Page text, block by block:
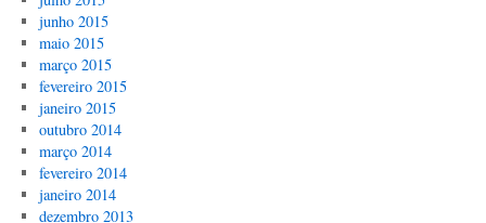
junho 2015
maio 2015
março 2015
fevereiro 2015
janeiro 2015
outubro 2014
março 2014
fevereiro 2014
janeiro 2014
dezembro 2013